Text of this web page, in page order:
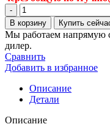
Количество
товара
Масло
для
двигателя
Lukoil
genesis
armortech
gc
5w-
30
В корзину Купить
Мы работаем напрямую
дилер.
Сравнить
Добавить в избранное
Описание
Детали
Описание